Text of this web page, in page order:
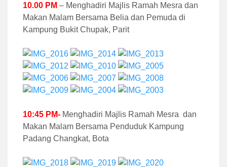
10.00 PM – Menghadiri Majlis Ramah Mesra dan
Makan Malam Bersama Belia dan Pemuda di
Kampung Bukit Chupak, Parit
10:45 PM- Menghadiri Majlis Ramah Mesra dan
Makan Malam Bersama Penduduk Kampung
Padang Changkat, Bota